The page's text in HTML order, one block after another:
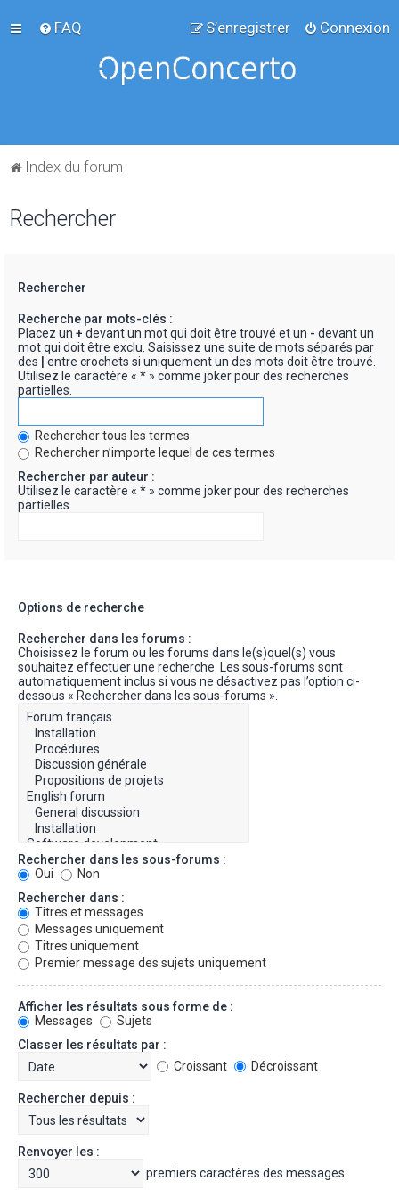
FAQ Connexion
S’enregistrer
Index du forum
Rechercher
Rechercher
Recherche par mots-clés :
Placez un + devant un mot qui doit être trouvé et un - devant un
mot qui doit être exclu. Saisissez une suite de mots séparés par
des
entre crochets si uniquement un des mots doit être trouvé.
Utilisez le caractère « * » comme joker pour des recherches
partielles.
Rechercher tous les termes
Rechercher n’importe lequel de ces termes
Rechercher par auteur :
Utilisez le caractère « * » comme joker pour des recherches
partielles.
Options de recherche
Rechercher dans les forums :
Choisissez le forum ou les forums dans le(s)quel(s) vous
souhaitez effectuer une recherche. Les sous-forums sont
automatiquement inclus si vous ne désactivez pas l’option ci-
dessous « Rechercher dans les sous-forums ».
Rechercher dans les sous-forums :
Oui
Non
Rechercher dans :
Titres et messages
Messages uniquement
Titres uniquement
Premier message des sujets uniquement
Afficher les résultats sous forme de :
Messages
Sujets
Classer les résultats par :
Croissant
Décroissant
Rechercher depuis :
Renvoyer les :
premiers caractères des messages